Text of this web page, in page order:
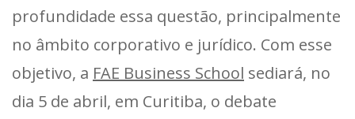
profundidade essa questão, principalmente
no âmbito corporativo e jurídico. Com esse
objetivo, a FAE Business School sediará, no
dia 5 de abril, em Curitiba, o debate